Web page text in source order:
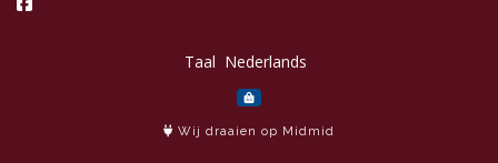
Taal
Wij draaien op Midmid